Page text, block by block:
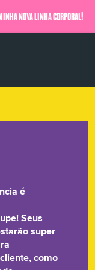
NOVA LINHA CORPORAL!
que tá
é
Seus
super
como